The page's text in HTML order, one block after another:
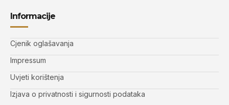
Informacije
Cjenik oglašavanja
Impressum
Uvjeti korištenja
Izjava o privatnosti i sigurnosti podataka